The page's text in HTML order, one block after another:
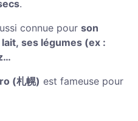
.
connue pour son
ses légumes (ex :
(札幌) est fameuse pour